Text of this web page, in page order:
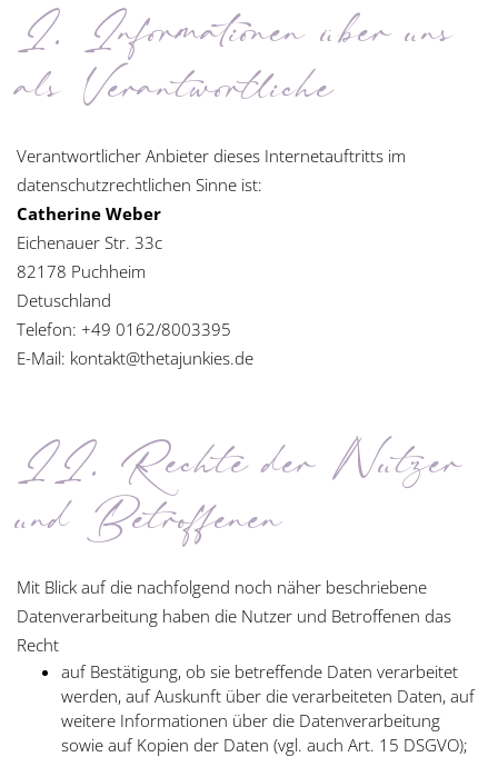
I. Informationen über uns
als Verantwortliche
Verantwortlicher Anbieter dieses Internetauftritts im
datenschutzrechtlichen Sinne ist:
Catherine Weber
Eichenauer Str. 33c
82178 Puchheim
Detuschland
Telefon: +49 0162/8003395
E-Mail: kontakt@thetajunkies.de
II. Rechte der Nutzer
und Betroffenen
Mit Blick auf die nachfolgend noch näher beschriebene
Datenverarbeitung haben die Nutzer und Betroffenen das
Recht
auf Bestätigung, ob sie betreffende Daten verarbeitet
werden, auf Auskunft über die verarbeiteten Daten, auf
weitere Informationen über die Datenverarbeitung
sowie auf Kopien der Daten (vgl. auch Art. 15 DSGVO);